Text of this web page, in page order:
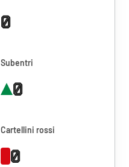
0
Subentri
0
Cartellini rossi
0